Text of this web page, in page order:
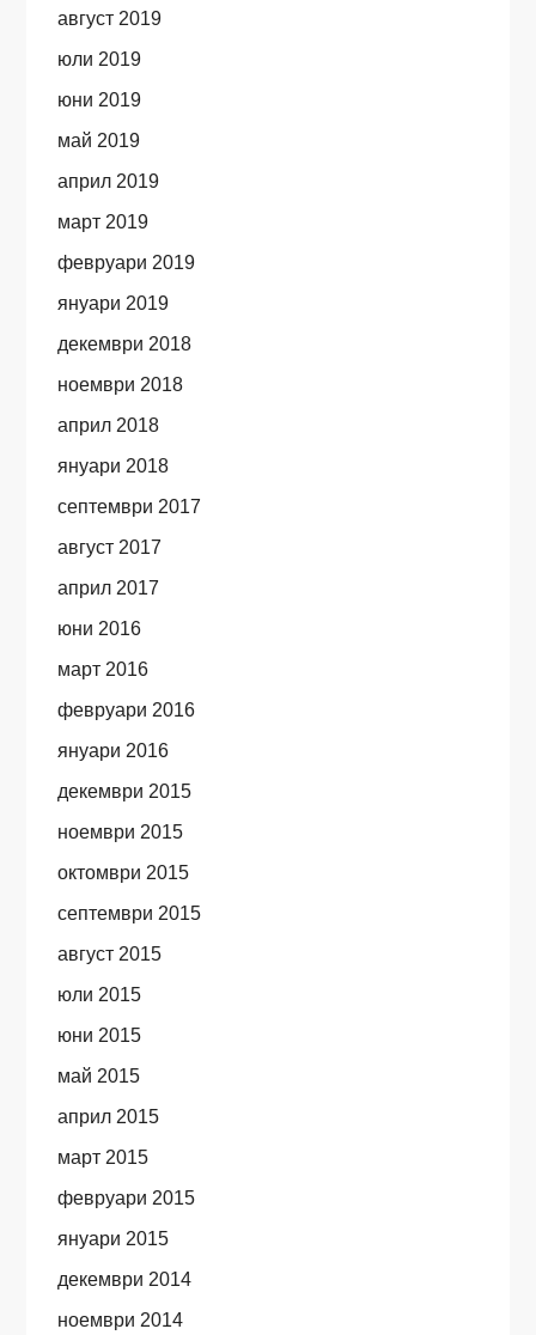
август 2019
юли 2019
юни 2019
май 2019
април 2019
март 2019
февруари 2019
януари 2019
декември 2018
ноември 2018
април 2018
януари 2018
септември 2017
август 2017
април 2017
юни 2016
март 2016
февруари 2016
януари 2016
декември 2015
ноември 2015
октомври 2015
септември 2015
август 2015
юли 2015
юни 2015
май 2015
април 2015
март 2015
февруари 2015
януари 2015
декември 2014
ноември 2014